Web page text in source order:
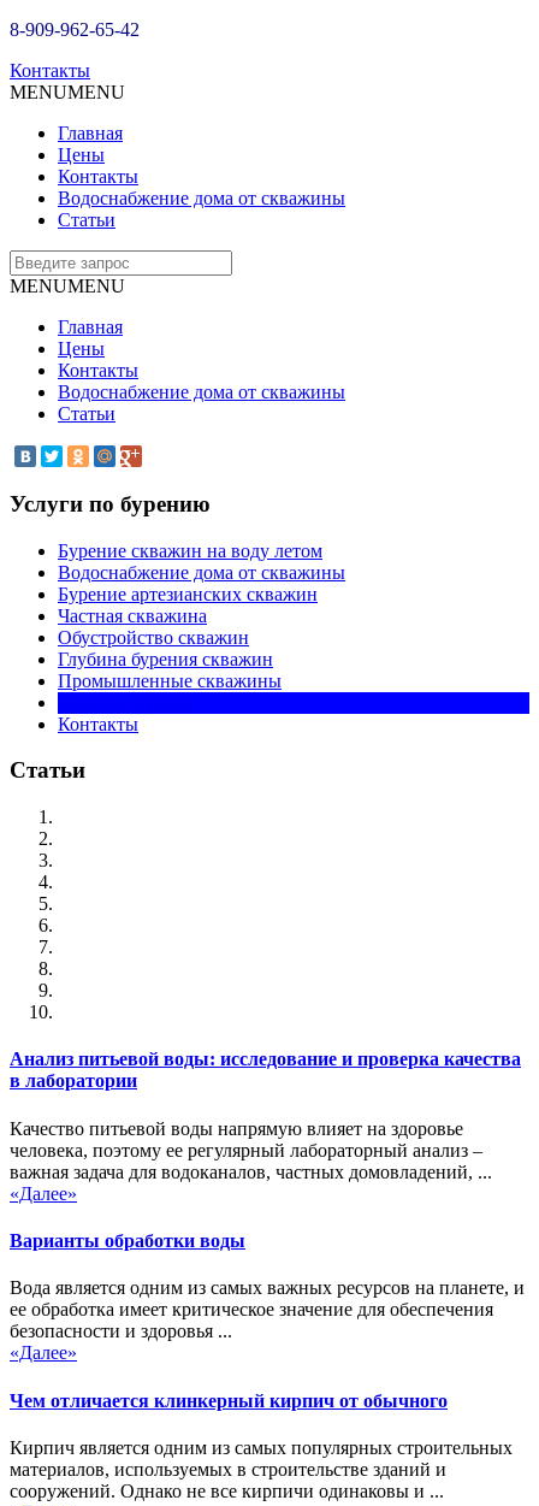
8-909-962-65-42
Контакты
MENUMENU
Главная
Цены
Контакты
Водоснабжение дома от скважины
Статьи
MENUMENU
Главная
Цены
Контакты
Водоснабжение дома от скважины
Статьи
Услуги по бурению
Бурение скважин на воду летом
Водоснабжение дома от скважины
Бурение артезианских скважин
Частная скважина
Обустройство скважин
Глубина бурения скважин
Промышленные скважины
Контакты
Статьи
Анализ питьевой воды: исследование и проверка качества
в лаборатории
Качество питьевой воды напрямую влияет на здоровье
человека, поэтому ее регулярный лабораторный анализ –
важная задача для водоканалов, частных домовладений, ...
«Далее»
Варианты обработки воды
Вода является одним из самых важных ресурсов на планете, и
ее обработка имеет критическое значение для обеспечения
безопасности и здоровья ...
«Далее»
Чем отличается клинкерный кирпич от обычного
Кирпич является одним из самых популярных строительных
материалов, используемых в строительстве зданий и
сооружений. Однако не все кирпичи одинаковы и ...